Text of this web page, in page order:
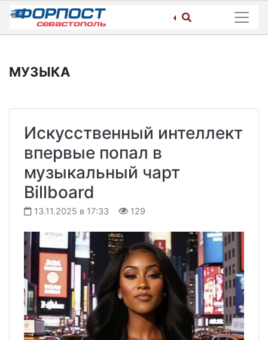
Skip
content
МУЗЫКА
Искусственный интеллект
впервые попал в
музыкальный чарт
Billboard
13.11.2025 в 17:33 129